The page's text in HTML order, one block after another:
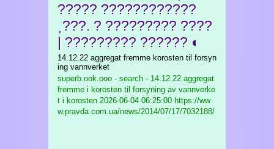
????? ????????????
˲???. ? ????????? ????
| ????????? ?????? ◐
14.12.22 aggregat fremme korosten til forsyn
ing vannverket
superb.ook.ooo - search - 14.12.22 aggregat
fremme i korosten til forsyning av vannverke
t i korosten 2026-06-04 06:25:00 https://ww
w.pravda.com.ua/news/2014/07/17/7032188/